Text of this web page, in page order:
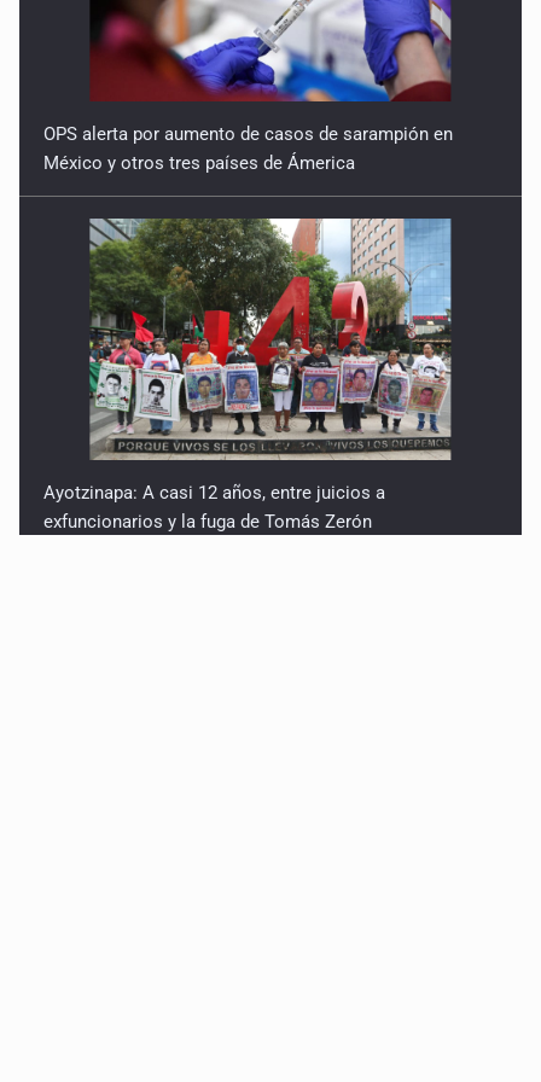
México y otros tres países de Ámerica
exfuncionarios y la fuga de Tomás Zerón